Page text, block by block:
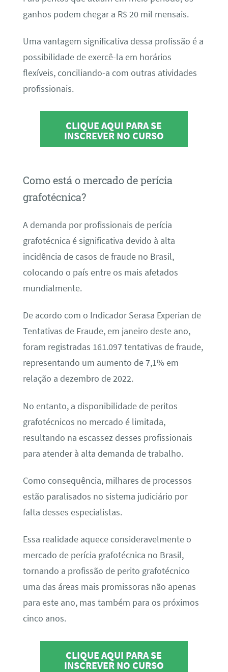
ganhos podem chegar a R$ 20 mil mensais.
Uma vantagem significativa dessa profissão é a
possibilidade de exercê-la em horários
flexíveis, conciliando-a com outras atividades
profissionais.
CLIQUE AQUI PARA SE
INSCREVER NO CURSO
Como está o mercado de perícia
grafotécnica?
A demanda por profissionais de perícia
grafotécnica é significativa devido à alta
incidência de casos de fraude no Brasil,
colocando o país entre os mais afetados
mundialmente.
De acordo com o Indicador Serasa Experian de
Tentativas de Fraude, em janeiro deste ano,
foram registradas 161.097 tentativas de fraude,
representando um aumento de 7,1% em
relação a dezembro de 2022.
No entanto, a disponibilidade de peritos
grafotécnicos no mercado é limitada,
resultando na escassez desses profissionais
para atender à alta demanda de trabalho.
Como consequência, milhares de processos
estão paralisados no sistema judiciário por
falta desses especialistas.
Essa realidade aquece consideravelmente o
mercado de perícia grafotécnica no Brasil,
tornando a profissão de perito grafotécnico
uma das áreas mais promissoras não apenas
para este ano, mas também para os próximos
cinco anos.
CLIQUE AQUI PARA SE
INSCREVER NO CURSO